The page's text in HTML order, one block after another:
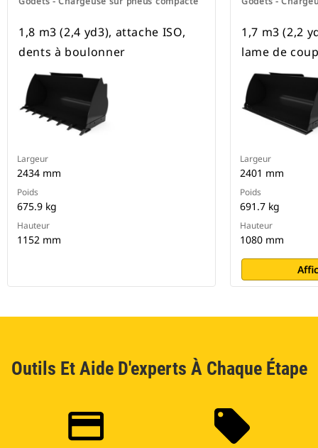
1,8 m3 (2,4 yd3), attache ISO,
dents à boulonner
Largeur
2434 mm
Poids
675.9 kg
Hauteur
1152 mm
1,7 m3 (2,2
lame de
Largeur
2401 mm
Poids
691.7 kg
Hauteur
1080 mm
Outils Et Aide D'experts À Chaque Étape